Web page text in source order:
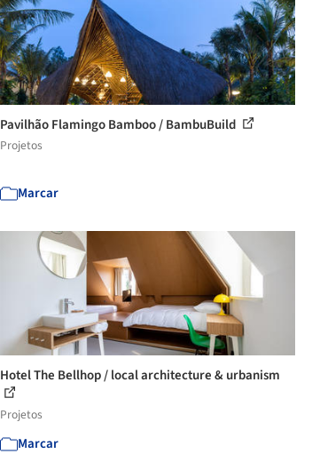
Pavilhão Flamingo Bamboo / BambuBuild
Projetos
Marcar
Hotel The Bellhop / local architecture & urbanism
Projetos
Marcar